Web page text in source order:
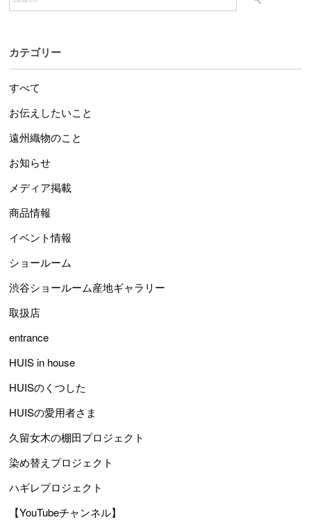
カテゴリー
すべて
お伝えしたいこと
遠州織物のこと
お知らせ
メディア掲載
商品情報
イベント情報
ショールーム
渋谷ショールーム産地ギャラリー
取扱店
entrance
HUIS in house
HUISのくつした
HUISの愛用者さま
久留女木の棚田プロジェクト
染め替えプロジェクト
ハギレプロジェクト
【YouTubeチャンネル】